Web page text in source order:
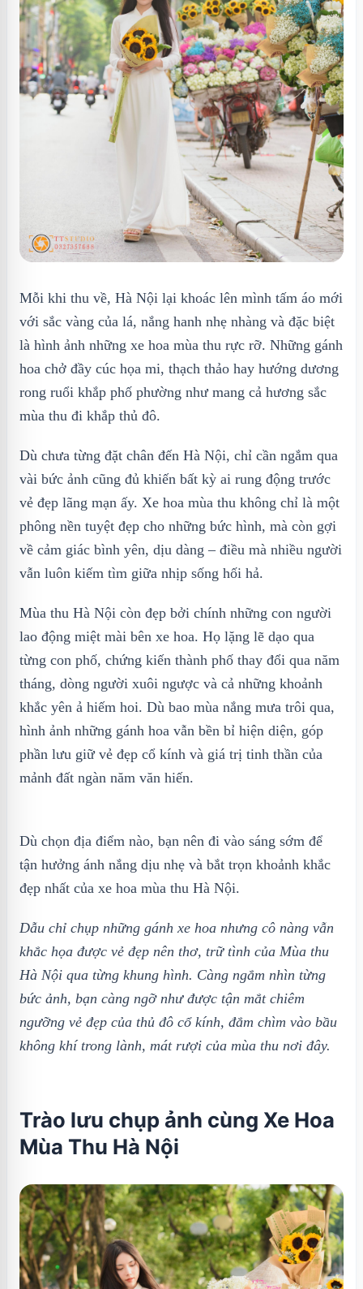
Mỗi khi thu về, Hà Nội lại khoác lên mình tấm áo mới
với sắc vàng của lá, nắng hanh nhẹ nhàng và đặc biệt
là hình ảnh những xe hoa mùa thu rực rỡ. Những gánh
hoa chở đầy cúc họa mi, thạch thảo hay hướng dương
rong ruổi khắp phố phường như mang cả hương sắc
mùa thu đi khắp thủ đô.
Dù chưa từng đặt chân đến Hà Nội, chỉ cần ngắm qua
vài bức ảnh cũng đủ khiến bất kỳ ai rung động trước
vẻ đẹp lãng mạn ấy. Xe hoa mùa thu không chỉ là một
phông nền tuyệt đẹp cho những bức hình, mà còn gợi
về cảm giác bình yên, dịu dàng – điều mà nhiều người
vẫn luôn kiếm tìm giữa nhịp sống hối hả.
Mùa thu Hà Nội còn đẹp bởi chính những con người
lao động miệt mài bên xe hoa. Họ lặng lẽ dạo qua
từng con phố, chứng kiến thành phố thay đổi qua năm
tháng, dòng người xuôi ngược và cả những khoảnh
khắc yên ả hiếm hoi. Dù bao mùa nắng mưa trôi qua,
hình ảnh những gánh hoa vẫn bền bỉ hiện diện, góp
phần lưu giữ vẻ đẹp cổ kính và giá trị tinh thần của
mảnh đất ngàn năm văn hiến.
Dù chọn địa điểm nào, bạn nên đi vào sáng sớm để
tận hưởng ánh nắng dịu nhẹ và bắt trọn khoảnh khắc
đẹp nhất của xe hoa mùa thu Hà Nội.
Dẫu chỉ chụp những gánh xe hoa nhưng cô nàng vẫn
khắc họa được vẻ đẹp nên thơ, trữ tình của Mùa thu
Hà Nội qua từng khung hình. Càng ngắm nhìn từng
bức ảnh, bạn càng ngỡ như được tận mắt chiêm
ngưỡng vẻ đẹp của thủ đô cổ kính, đắm chìm vào bầu
không khí trong lành, mát rượi của mùa thu nơi đây.
Trào lưu chụp ảnh cùng Xe Hoa
Mùa Thu Hà Nội